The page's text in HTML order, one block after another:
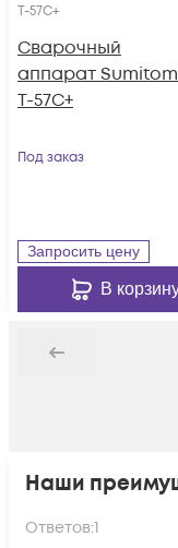
T-57C+
Cварочный
аппарат
T-57C+
Под заказ
Запросить цену
В
Назад
Наши
Ответов:1